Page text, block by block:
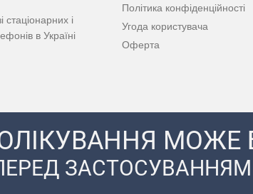
стаціонарних і
в Україні
Політика конфіденційності
Угода користувача
Оферта
МОЖЕ